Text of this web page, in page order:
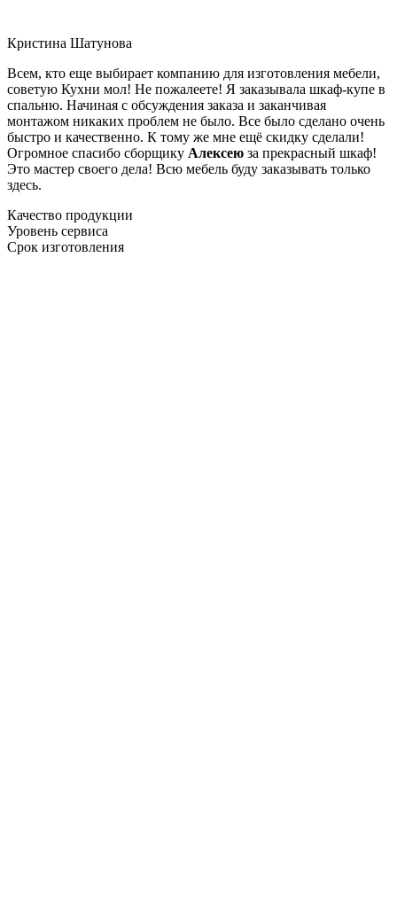
Кристина Шатунова
Всем, кто еще выбирает компанию для изготовления мебели,
советую Кухни мол! Не пожалеете! Я заказывала шкаф-купе в
спальню. Начиная с обсуждения заказа и заканчивая
монтажом никаких проблем не было. Все было сделано очень
быстро и качественно. К тому же мне ещё скидку сделали!
Огромное спасибо сборщику Алексею за прекрасный шкаф!
Это мастер своего дела! Всю мебель буду заказывать только
здесь.
Качество продукции
Уровень сервиса
Срок изготовления